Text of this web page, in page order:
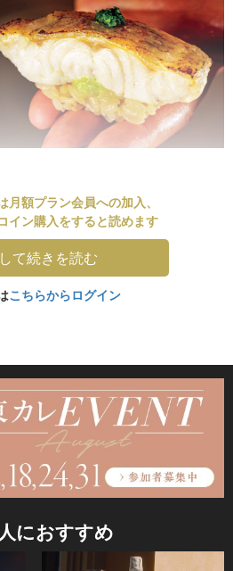
月額プラン会員への加入、
イン購入をすると読めます
て続きを読む
こちらからログイン
におすすめ